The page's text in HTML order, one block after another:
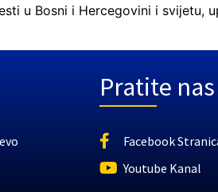
u Bosni i Hercegovini i svijetu,
Pratite nas
Facebook
Youtube Kanal